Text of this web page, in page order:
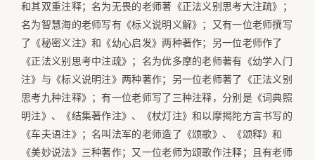
和其双重注释；名为无畏的老师著《正法义别思考大注疏》；
名为智慧海的老师写有《标义说明义解》；又有一位老师撰写
了《秘密义注》和《幼心启发》两种著作；另一位老师作了
《正法义别思考中注疏》；名为优多摩的老师著有《幼学入门
注》与《标义说明注》两种著作；另一位老师著了《正法义别
思考九种注释》；有一位老师写了三种注释，分别是《词典照
明注》、《结集著作注》、《杖灯注》和以摩揭陀方言书写的
《车夫语注》；名叫法军的老师造了《颂歌》、《颂释》和
《美妙说法》三种著作；又一位老师为颂歌作注释；且有老师